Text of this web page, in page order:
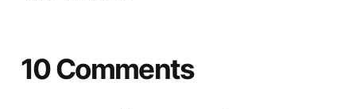
10 Comments